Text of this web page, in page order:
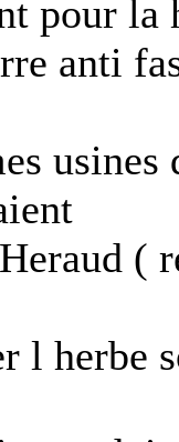
pour la
anti
(
l herbe